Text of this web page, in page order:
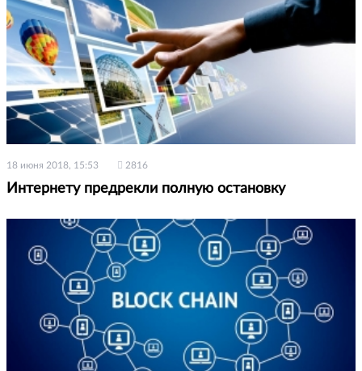
18 июня 2018, 15:53 2816
Интернету предрекли полную остановку